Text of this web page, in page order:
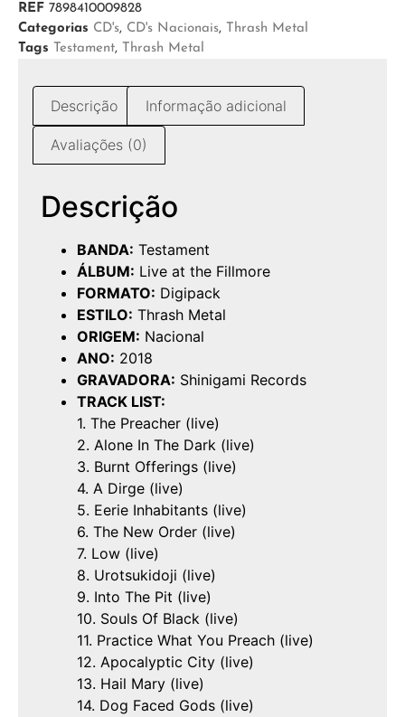
REF 7898410009828
Categorias CD's, CD's Nacionais, Thrash Metal
Tags Testament, Thrash Metal
Descrição Informação adicional
Avaliações (0)
Descrição
BANDA: Testament
ÁLBUM: Live at the Fillmore
FORMATO: Digipack
ESTILO: Thrash Metal
ORIGEM: Nacional
ANO: 2018
GRAVADORA: Shinigami Records
TRACK LIST:
1. The Preacher (live)
2. Alone In The Dark (live)
3. Burnt Offerings (live)
4. A Dirge (live)
5. Eerie Inhabitants (live)
6. The New Order (live)
7. Low (live)
8. Urotsukidoji (live)
9. Into The Pit (live)
10. Souls Of Black (live)
11. Practice What You Preach (live)
12. Apocalyptic City (live)
13. Hail Mary (live)
14. Dog Faced Gods (live)